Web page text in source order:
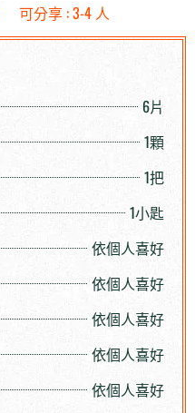
可分享 : 3-4 人
6片
1顆
1把
1小匙
依個人喜好
依個人喜好
依個人喜好
依個人喜好
依個人喜好